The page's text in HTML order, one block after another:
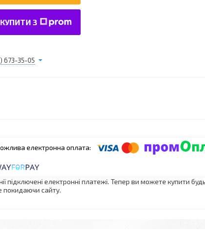
КУПИТИ З
673-35-05
підключені електронні платежі. Тепер ви можете купити
покидаючи сайту.